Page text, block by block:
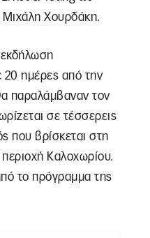
Μιχάλη Χουρδάκη.
εκδήλωση
20 ημέρες από την
παραλάμβαναν τον
σε τέσσερεις
που βρίσκεται στη
Καλοχωρίου.
το πρόγραμμα της